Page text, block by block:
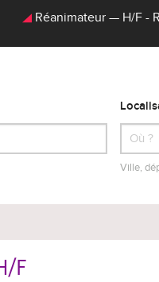
Réanimateur — H/F -
Ville,
F